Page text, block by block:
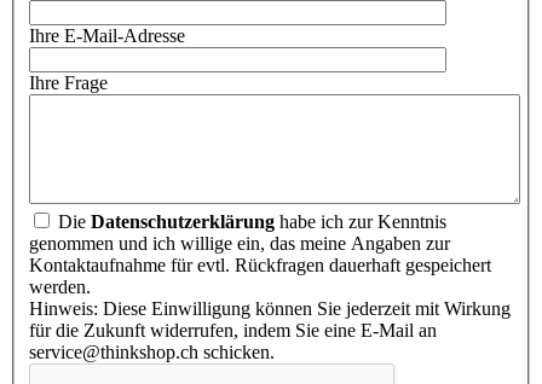
Ihre E-Mail-Adresse
Ihre Frage
Die Datenschutzerklärung habe ich zur Kenntnis
genommen und ich willige ein, das meine Angaben zur
Kontaktaufnahme für evtl. Rückfragen dauerhaft gespeichert
werden.
Hinweis: Diese Einwilligung können Sie jederzeit mit Wirkung
für die Zukunft widerrufen, indem Sie eine E-Mail an
service@thinkshop.ch schicken.